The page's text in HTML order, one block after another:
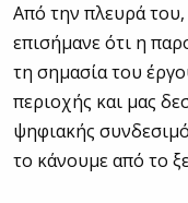
Από την πλευρά
επισήμανε ότι η
τη σημασία του
περιοχής και μας
ψηφιακής
το κάνουμε από το